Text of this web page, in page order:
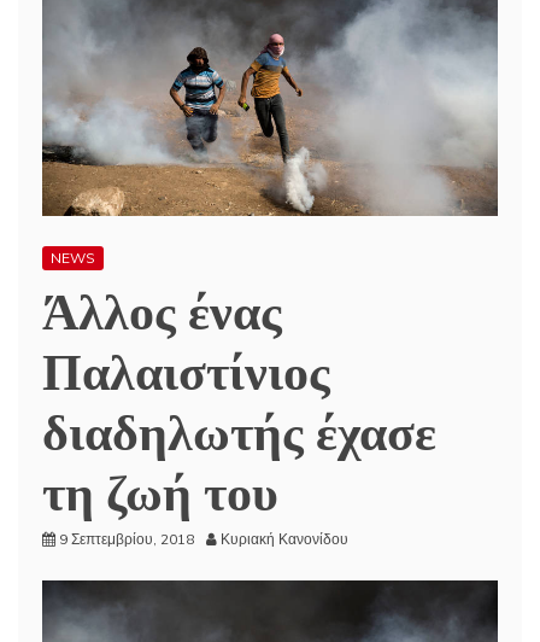
NEWS
Άλλος ένας
Παλαιστίνιος
διαδηλωτής έχασε
τη ζωή του
9 Σεπτεμβρίου, 2018 Κυριακή Κανονίδου